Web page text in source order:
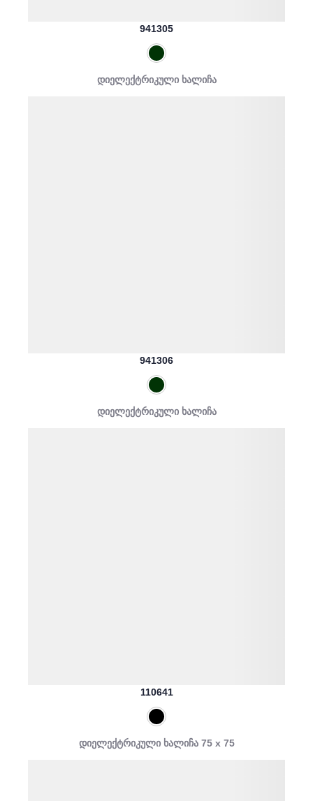
941305
დიელექტრიკული ხალიჩა
941306
დიელექტრიკული ხალიჩა
110641
დიელექტრიკული ხალიჩა 75 x 75